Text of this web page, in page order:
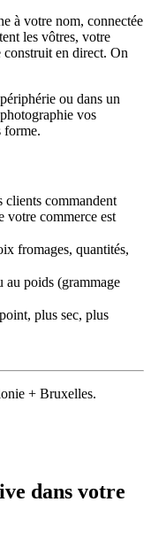
à votre nom, connectée
les vôtres, votre
construit en direct. On
ou dans un
vos
forme.
commandent
votre commerce est
fromages, quantités,
poids (grammage
plus sec, plus
+ Bruxelles.
dans votre